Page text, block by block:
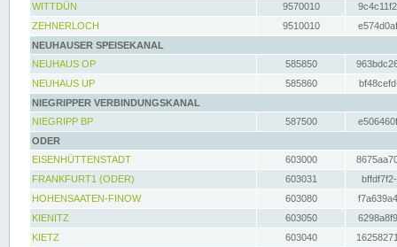
WITTDÜN
9570010
ZEHNERLOCH
9510010
NEUHAUSER SPEISEKANAL
NEUHAUS OP
585850
NEUHAUS UP
585860
NIEGRIPPER VERBINDUNGSKANAL
NIEGRIPP BP
587500
ODER
EISENHÜTTENSTADT
603000
FRANKFURT1 (ODER)
603031
HOHENSAATEN-FINOW
603080
KIENITZ
603050
KIETZ
603040